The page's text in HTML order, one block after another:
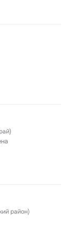
район)